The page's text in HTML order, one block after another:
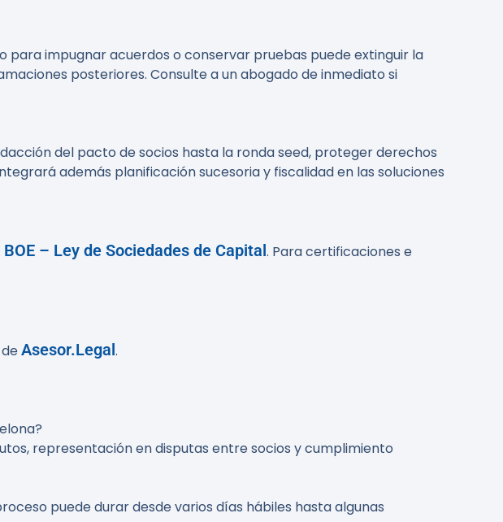
impugnar acuerdos o conservar pruebas puede extinguir la
posteriores. Consulte a un abogado de inmediato si
del pacto de socios hasta la ronda seed, proteger derechos
además planificación sucesoria y fiscalidad en las soluciones
BOE – Ley de Sociedades de Capital. Para certificaciones e
Asesor.Legal.
representación en disputas entre socios y cumplimiento
puede durar desde varios días hábiles hasta algunas